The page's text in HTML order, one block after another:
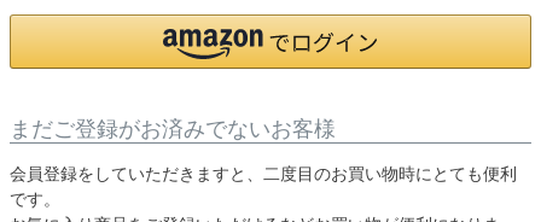
まだご登録がお済みでないお客様
会員登録をしていただきますと、二度目のお買い物時にとても便利
です。